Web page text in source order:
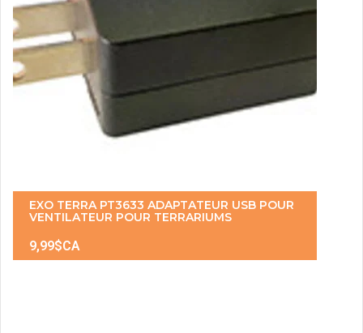
EXO TERRA PT3633 ADAPTATEUR USB POUR
VENTILATEUR POUR TERRARIUMS
9,99$CA